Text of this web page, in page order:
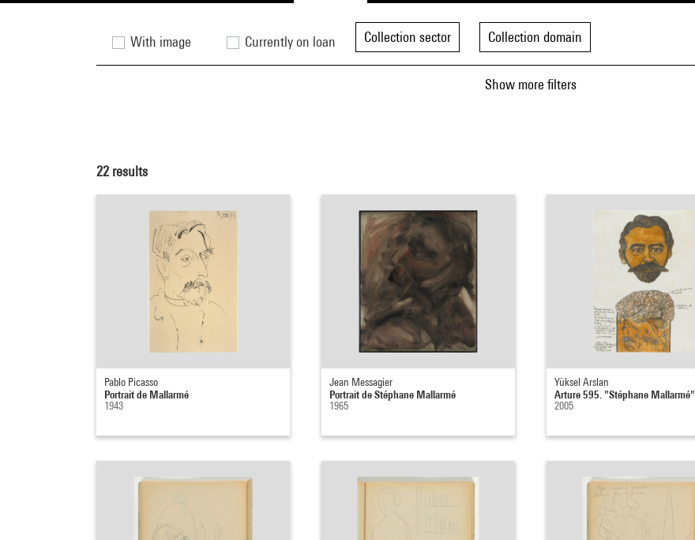
With image Currently on loan Collection sector Collection domain
Show more filters
22 results
Pablo Picasso
Portrait de Mallarmé
1943
Jean Messagier
Portrait de Stéphane Mallarmé
1965
Yüksel Arslan
Arture 595. "Stéphane Mallarmé"
2005